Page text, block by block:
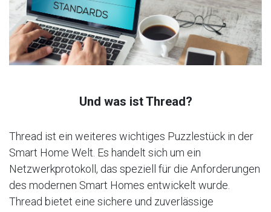
Und was ist Thread?
Thread ist ein weiteres wichtiges Puzzlestück in der
Smart Home Welt. Es handelt sich um ein
Netzwerkprotokoll, das speziell für die Anforderungen
des modernen Smart Homes entwickelt wurde.
Thread bietet eine sichere und zuverlässige